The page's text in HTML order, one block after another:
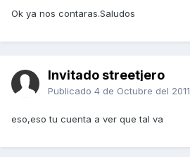
Ok ya nos contaras.Saludos
Invitado streetjero
Publicado 4 de Octubre del 2011
eso,eso tu cuenta a ver que tal va